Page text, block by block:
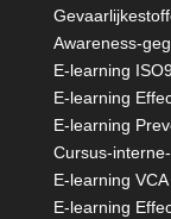
Awareness-
E-learning
E-learning
E-learning
Cursus-
E-learning
E-learning